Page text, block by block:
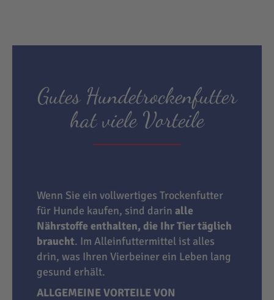
Gutes Hundetrockenfutter
hat viele Vorteile
Wenn Sie ein vollwertiges Trockenfutter
für Hunde kaufen, sind darin alle
Nährstoffe enthalten, die Ihr Tier täglich
braucht. Im Alleinfuttermittel ist alles
drin, was Ihren Vierbeiner ein Leben lang
gesund erhält.
ALLGEMEINE VORTEILE VON